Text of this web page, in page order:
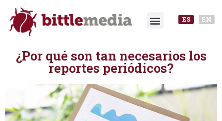
ES EN
¿Por qué son tan necesarios los
reportes periódicos?